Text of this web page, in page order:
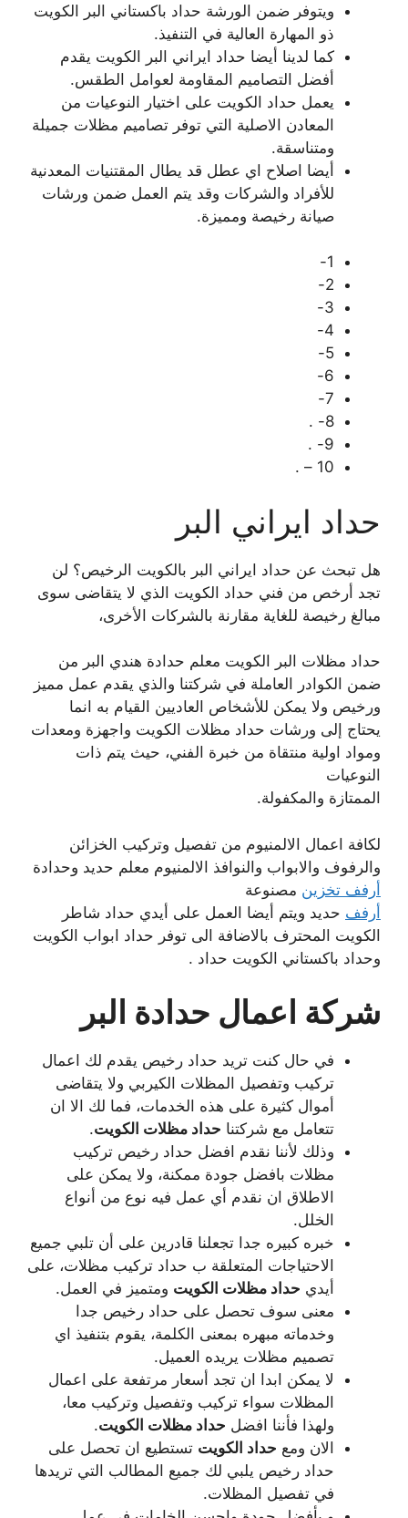
ويتوفر ضمن الورشة حداد باكستاني البر الكويت
ذو المهارة العالية في التنفيذ.
كما لدينا أيضا حداد ايراني البر الكويت يقدم
أفضل التصاميم المقاومة لعوامل الطقس.
يعمل حداد الكويت على اختيار النوعيات من
المعادن الاصلية التي توفر تصاميم مظلات جميلة
ومتناسقة.
أيضا اصلاح اي عطل قد يطال المقتنيات المعدنية
للأفراد والشركات وقد يتم العمل ضمن ورشات
صيانة رخيصة ومميزة.
1-
2-
3-
4-
5-
6-
7-
8- .
9- .
10 – .
حداد ايراني البر
هل تبحث عن حداد ايراني البر بالكويت الرخيص؟ لن
تجد أرخص من فني حداد الكويت الذي لا يتقاضى سوى
مبالغ رخيصة للغاية مقارنة بالشركات الأخرى،
حداد مظلات البر الكويت معلم حدادة هندي البر من
ضمن الكوادر العاملة في شركتنا والذي يقدم عمل مميز
ورخيص ولا يمكن للأشخاص العاديين القيام به انما
يحتاج إلى ورشات حداد مظلات الكويت واجهزة ومعدات
ومواد اولية منتقاة من خبرة الفني، حيث يتم ذات
النوعيات
الممتازة والمكفولة.
لكافة اعمال الالمنيوم من تفصيل وتركيب الخزائن
والرفوف والابواب والنوافذ الالمنيوم معلم حديد وحدادة
أرفف تخزين مصنوعة
أرفف حديد ويتم أيضا العمل على أيدي حداد شاطر
الكويت المحترف بالاضافة الى توفر حداد ابواب الكويت
وحداد باكستاني الكويت حداد .
شركة اعمال حدادة البر
في حال كنت تريد حداد رخيص يقدم لك اعمال
تركيب وتفصيل المظلات الكيربي ولا يتقاضى
أموال كثيرة على هذه الخدمات، فما لك الا ان
تتعامل مع شركتنا حداد مظلات الكويت.
وذلك لأننا نقدم افضل حداد رخيص تركيب
مظلات بافضل جودة ممكنة، ولا يمكن على
الاطلاق ان نقدم أي عمل فيه نوع من أنواع
الخلل.
خبره كبيره جدا تجعلنا قادرين على أن تلبي جميع
الاحتياجات المتعلقة ب حداد تركيب مظلات، على
أيدي حداد مظلات الكويت ومتميز في العمل.
معنى سوف تحصل على حداد رخيص جدا
وخدماته مبهره بمعنى الكلمة، يقوم بتنفيذ اي
تصميم مظلات يريده العميل.
لا يمكن ابدا ان تجد أسعار مرتفعة على اعمال
المظلات سواء تركيب وتفصيل وتركيب معا،
ولهذا فأننا افضل حداد مظلات الكويت.
الان ومع حداد الكويت تستطيع ان تحصل على
حداد رخيص يلبي لك جميع المطالب التي تريدها
في تفصيل المظلات.